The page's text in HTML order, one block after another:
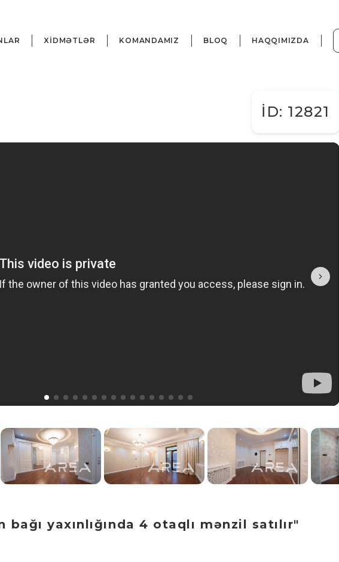
XİDMƏTLƏR KOMANDAMIZ BLOQ HAQQIMIZDA
İD: 12821
bağı yaxınlığında 4 otaqlı mənzil satılır"